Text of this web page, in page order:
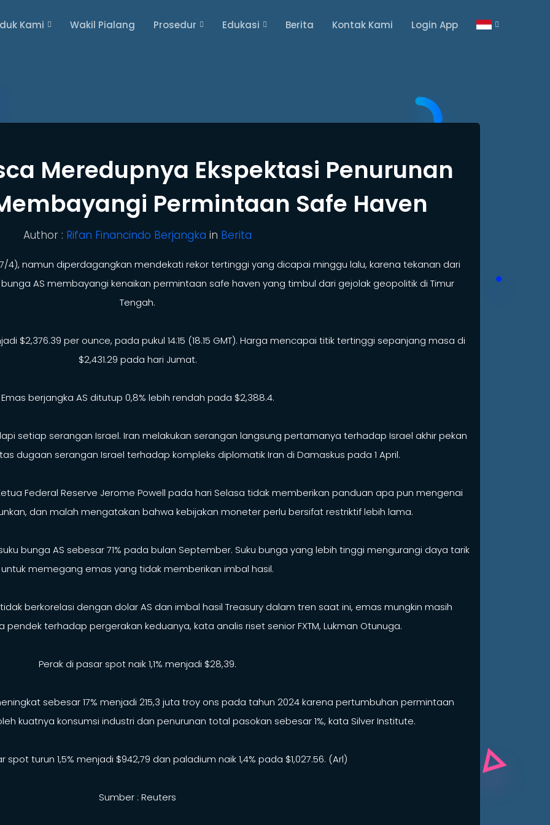
Kami Wakil Pialang Prosedur Edukasi Berita Kontak Kami Login App
Meredupnya Ekspektasi Penurunan
Permintaan Safe Haven
Author : Rifan Financindo Berjangka in Berita
4), namun diperdagangkan mendekati rekor tertinggi yang dicapai minggu lalu, karena tekanan dari
AS membayangi kenaikan permintaan safe haven yang timbul dari gejolak geopolitik di Timur
Tengah.
$2,376.39 per ounce, pada pukul 14:15 (18.15 GMT). Harga mencapai titik tertinggi sepanjang masa di
$2,431.29 pada hari Jumat.
Emas berjangka AS ditutup 0,8% lebih rendah pada $2,388.4.
setiap serangan Israel. Iran melakukan serangan langsung pertamanya terhadap Israel akhir pekan
dugaan serangan Israel terhadap kompleks diplomatik Iran di Damaskus pada 1 April.
Federal Reserve Jerome Powell pada hari Selasa tidak memberikan panduan apa pun mengenai
dan malah mengatakan bahwa kebijakan moneter perlu bersifat restriktif lebih lama.
bunga AS sebesar 71% pada bulan September. Suku bunga yang lebih tinggi mengurangi daya tarik
untuk memegang emas yang tidak memberikan imbal hasil.
berkorelasi dengan dolar AS dan imbal hasil Treasury dalam tren saat ini, emas mungkin masih
pendek terhadap pergerakan keduanya, kata analis riset senior FXTM, Lukman Otunuga.
Perak di pasar spot naik 1,1% menjadi $28,39.
sebesar 17% menjadi 215,3 juta troy ons pada tahun 2024 karena pertumbuhan permintaan
kuatnya konsumsi industri dan penurunan total pasokan sebesar 1%, kata Silver Institute.
spot turun 1,5% menjadi $942,79 dan paladium naik 1,4% pada $1,027.56. (Arl)
Sumber : Reuters